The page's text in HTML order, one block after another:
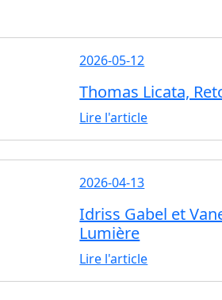
2026-05-12
Thomas Licata,
Lire l'article
2026-04-13
Idriss Gabel et
Lumière
Lire l'article